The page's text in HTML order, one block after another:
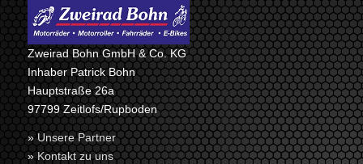
Zweirad Bohn GmbH & Co. KG
Inhaber Patrick Bohn
Hauptstraße 26a
97799 Zeitlofs/Rupboden
»Unsere Partner
»Kontakt zu uns